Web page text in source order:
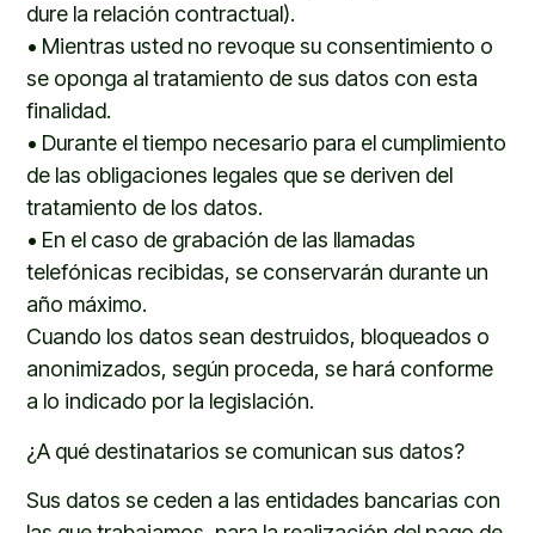
dure la relación contractual).
• Mientras usted no revoque su consentimiento o
se oponga al tratamiento de sus datos con esta
finalidad.
• Durante el tiempo necesario para el cumplimiento
de las obligaciones legales que se deriven del
tratamiento de los datos.
• En el caso de grabación de las llamadas
telefónicas recibidas, se conservarán durante un
año máximo.
Cuando los datos sean destruidos, bloqueados o
anonimizados, según proceda, se hará conforme
a lo indicado por la legislación.
¿A qué destinatarios se comunican sus datos?
Sus datos se ceden a las entidades bancarias con